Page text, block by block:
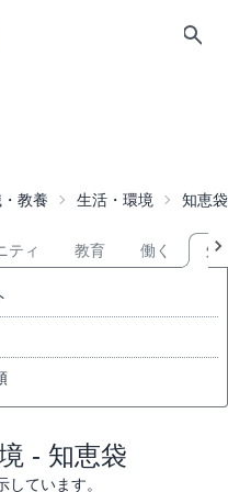
教養 生活・環境 知恵袋
ティ 教育 働く 知
- 知恵袋
しています。